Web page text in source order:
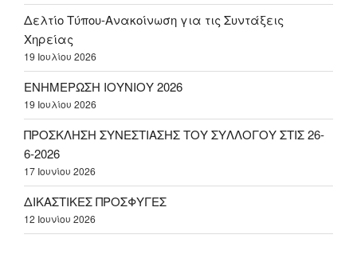
Δελτίο Τύπου-Ανακοίνωση για τις Συντάξεις
Χηρείας
19 Ιουλίου 2026
ΕΝΗΜΕΡΩΣΗ ΙΟΥΝΙΟΥ 2026
19 Ιουλίου 2026
ΠΡΟΣΚΛΗΣΗ ΣΥΝΕΣΤΙΑΣΗΣ ΤΟΥ ΣΥΛΛΟΓΟΥ ΣΤΙΣ 26-
6-2026
17 Ιουνίου 2026
ΔΙΚΑΣΤΙΚΕΣ ΠΡΟΣΦΥΓΕΣ
12 Ιουνίου 2026